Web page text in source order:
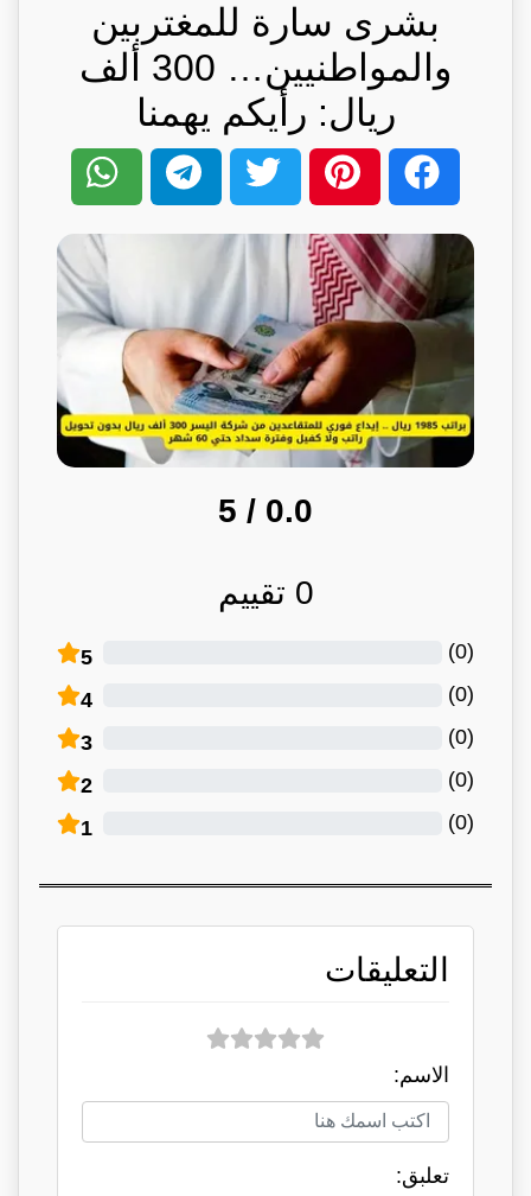
بشرى سارة للمغتربين
والمواطنيين… 300 ألف
ريال: رأيكم يهمنا
0.0
/ 5
0 تقييم
5 (
0
)
4 (
0
)
3 (
0
)
2 (
0
)
1 (
0
)
التعليقات
الاسم:
تعلبق: